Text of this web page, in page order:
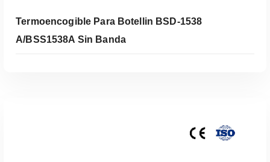
Termoencogible Para Botellin BSD-1538
A/BSS1538A Sin Banda